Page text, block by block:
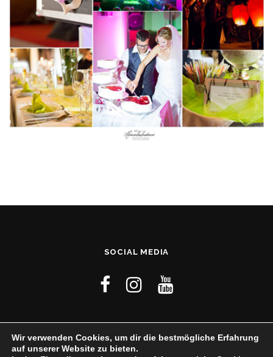
SOCIAL MEDIA
Wir verwenden Cookies, um dir die bestmögliche Erfahrung
auf unserer Website zu bieten.